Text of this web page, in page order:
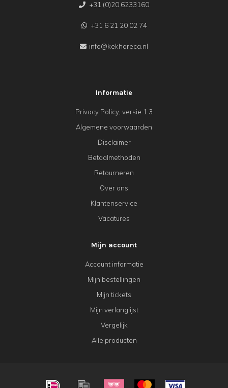
+31 (0)20 6233160
+31 6 21 20 02 74
info@kekhoreca.nl
Informatie
Privacy Policy, versie 1.3
Algemene voorwaarden
Disclaimer
Betaalmethoden
Retourneren
Over ons
Klantenservice
Vacatures
Mijn account
Account informatie
Mijn bestellingen
Mijn tickets
Mijn verlanglijst
Vergelijk
Alle producten